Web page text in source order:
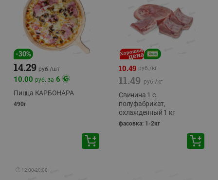
-30%
14.29 руб./шт
10.00 руб. за 6
Пицца КАРБОНАРА
490г
10.49 руб./кг
11.49 руб./кг
Свинина 1 с.
полуфабрикат,
охлажденный 1 кг
фасовка: 1-2кг
🕘 12:00-20:00